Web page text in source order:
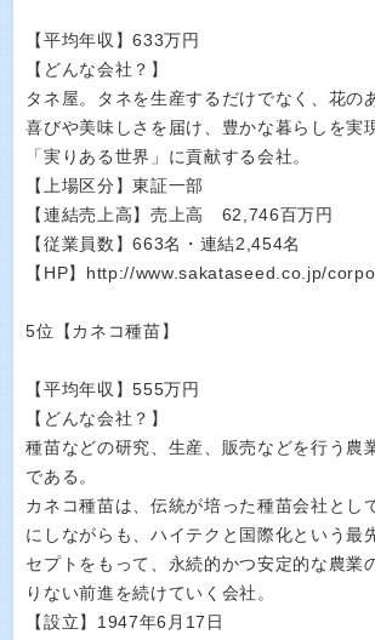
【平均年収】633万円
【どんな会社？】
タネ屋。タネを生産するだけでなく、花の
喜びや美味しさを届け、豊かな暮らしを実
「実りある世界」に貢献する会社。
【上場区分】東証一部
【連結売上高】売上高 62,746百万円
【従業員数】663名・連結2,454名
【HP】http://www.sakataseed.co.jp/
5位【カネコ種苗】
【平均年収】555万円
【どんな会社？】
種苗などの研究、生産、販売などを行う農
である。
カネコ種苗は、伝統が培った種苗会社とし
にしながらも、ハイテクと国際化という最
セプトをもって、永続的かつ安定的な農業
りない前進を続けていく会社。
【設立】1947年6月17日